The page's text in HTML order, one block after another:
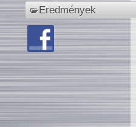
Eredmények